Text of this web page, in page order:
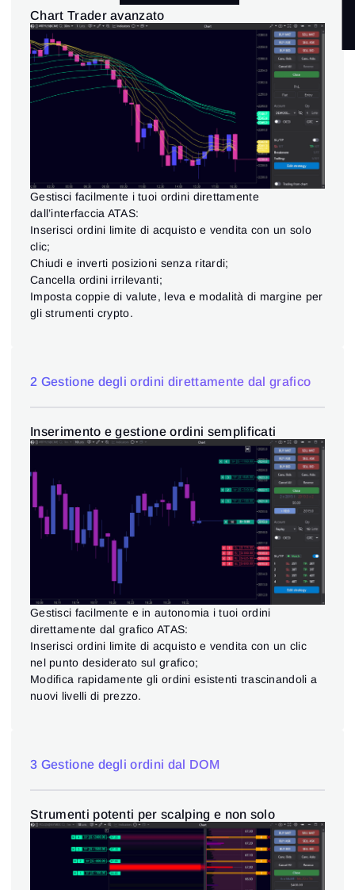
INDICATORI(11)
BORSE E CONNESSIONI
INTERFACCIA PER IL TRADING (9)
ANALISI DELLA LIQUIDITÀ(3)
Chart Trader avanzato
Gestisci facilmente i tuoi ordini direttamente
dall’interfaccia ATAS:
Inserisci ordini limite di acquisto e vendita con un solo
clic;
Chiudi e inverti posizioni senza ritardi;
Cancella ordini irrilevanti;
Imposta coppie di valute, leva e modalità di margine per
gli strumenti crypto.
2 Gestione degli ordini direttamente dal grafico
Inserimento e gestione ordini semplificati
Gestisci facilmente e in autonomia i tuoi ordini
direttamente dal grafico ATAS:
Inserisci ordini limite di acquisto e vendita con un clic
nel punto desiderato sul grafico;
Modifica rapidamente gli ordini esistenti trascinandoli a
nuovi livelli di prezzo.
3 Gestione degli ordini dal DOM
Strumenti potenti per scalping e non solo